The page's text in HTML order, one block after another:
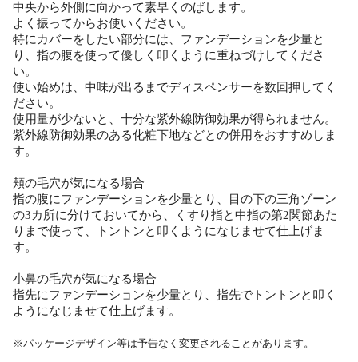
中央から外側に向かって素早くのばします。
よく振ってからお使いください。
特にカバーをしたい部分には、ファンデーションを少量と
り、指の腹を使って優しく叩くように重ねづけしてくださ
い。
使い始めは、中味が出るまでディスペンサーを数回押してく
ださい。
使用量が少ないと、十分な紫外線防御効果が得られません。
紫外線防御効果のある化粧下地などとの併用をおすすめしま
す。
頬の毛穴が気になる場合
指の腹にファンデーションを少量とり、目の下の三角ゾーン
の3カ所に分けておいてから、くすり指と中指の第2関節あた
りまで使って、トントンと叩くようになじませて仕上げま
す。
小鼻の毛穴が気になる場合
指先にファンデーションを少量とり、指先でトントンと叩く
ようになじませて仕上げます。
※パッケージデザイン等は予告なく変更されることがあります。